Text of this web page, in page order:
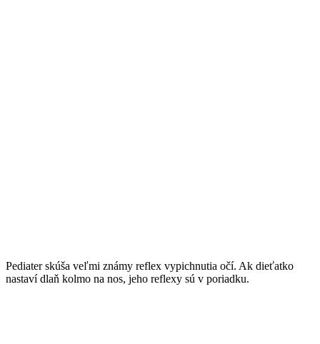
Pediater skúša veľmi známy reflex vypichnutia očí. Ak dieťatko
nastaví dlaň kolmo na nos, jeho reflexy sú v poriadku.